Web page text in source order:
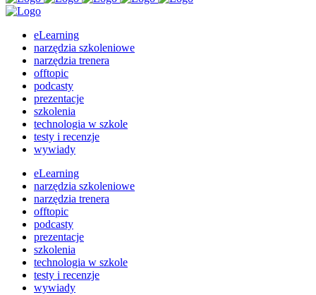
eLearning
narzędzia szkoleniowe
narzędzia trenera
offtopic
podcasty
prezentacje
szkolenia
technologia w szkole
testy i recenzje
wywiady
eLearning
narzędzia szkoleniowe
narzędzia trenera
offtopic
podcasty
prezentacje
szkolenia
technologia w szkole
testy i recenzje
wywiady